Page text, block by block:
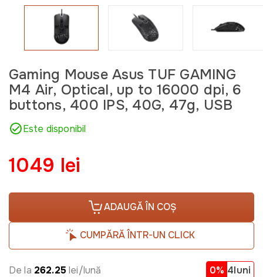
Gaming Mouse Asus TUF GAMING
M4 Air, Optical, up to 16000 dpi, 6
buttons, 400 IPS, 40G, 47g, USB
Este disponibil
1049 lei
ADAUGĂ ÎN COȘ
CUMPĂRĂ ÎNTR-UN CLICK
De la 262.25 lei/lună 0% 4luni